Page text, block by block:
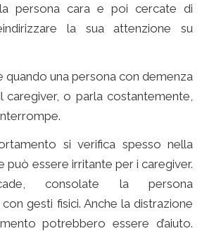
persona cara e poi cercate di
la sua attenzione su
quando una persona con demenza
caregiver, o parla costantemente,
si verifica spesso nella
può essere irritante per i caregiver.
consolate la persona
gesti fisici. Anche la distrazione
potrebbero essere d’aiuto.